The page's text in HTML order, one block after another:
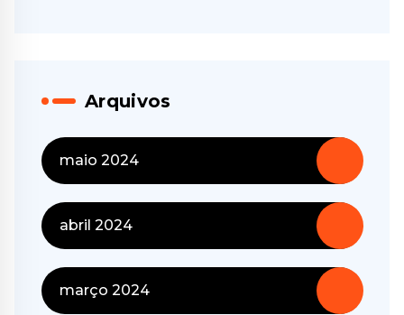
Arquivos
maio 2024
abril 2024
março 2024